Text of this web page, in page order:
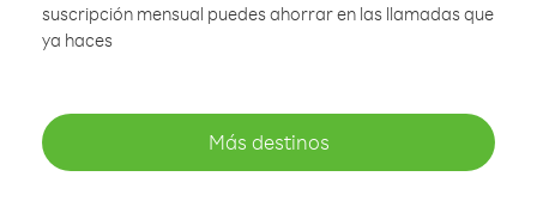
suscripción mensual puedes ahorrar en las llamadas que
ya haces
Más destinos